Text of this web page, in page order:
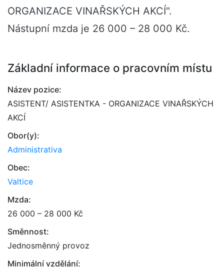
ORGANIZACE VINAŘSKÝCH AKCÍ".
Nástupní mzda je 26 000 – 28 000 Kč.
Základní informace o pracovním místu
Název pozice:
ASISTENT/ ASISTENTKA - ORGANIZACE VINAŘSKÝCH
AKCÍ
Obor(y):
Administrativa
Obec:
Valtice
Mzda:
26 000 – 28 000 Kč
Směnnost:
Jednosměnný provoz
Minimální vzdělání: